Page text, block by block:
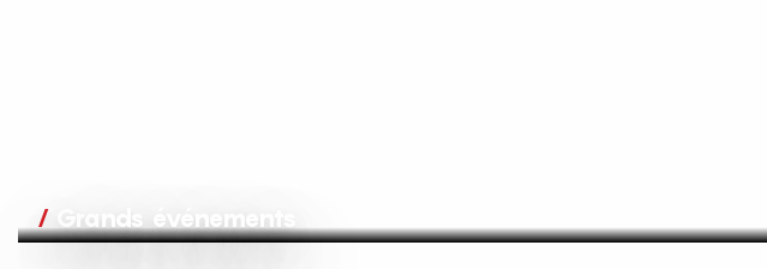
Grands événements